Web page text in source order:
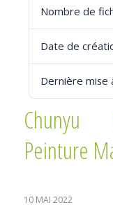
Nombre de
Date de
Dernière mise
Chunyu
Peinture
10 MAI 2022